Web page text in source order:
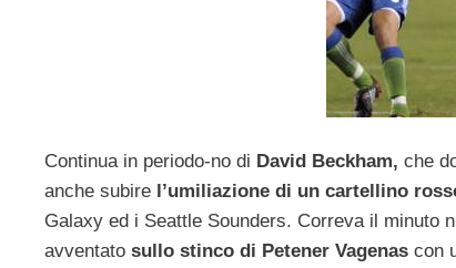
Continua in periodo-no di David Beckham, che
anche subire l’umiliazione di un cartellino
Galaxy ed i Seattle Sounders. Correva il minuto
avventato sullo stinco di Petener Vagenas con